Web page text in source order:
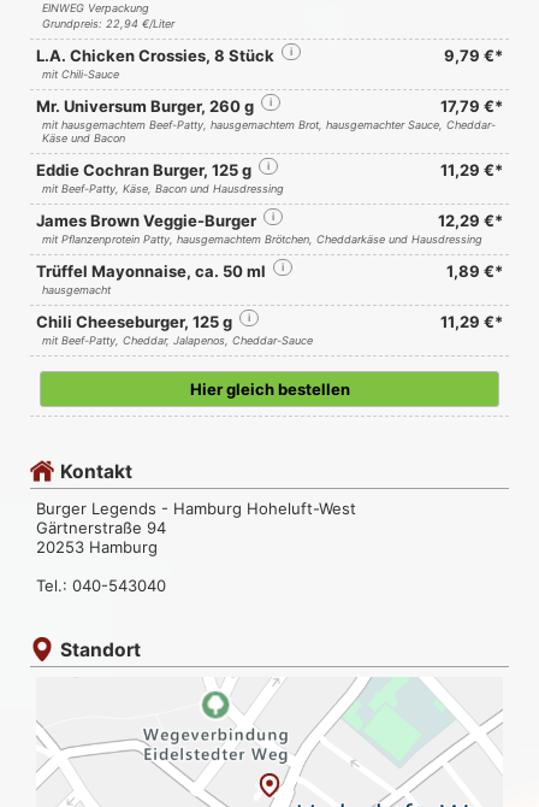
EINWEG Verpackung
Grundpreis: 22,94 €/Liter
L.A. Chicken Crossies, 8 Stück i 9,79 €*
mit Chili-Sauce
Mr. Universum Burger, 260 g i 17,79 €*
mit hausgemachtem Beef-Patty, hausgemachtem Brot, hausgemachter Sauce, Cheddar-
Käse und Bacon
Eddie Cochran Burger, 125 g i 11,29 €*
mit Beef-Patty, Käse, Bacon und Hausdressing
James Brown Veggie-Burger i 12,29 €*
mit Pflanzenprotein Patty, hausgemachtem Brötchen, Cheddarkäse und Hausdressing
Trüffel Mayonnaise, ca. 50 ml i 1,89 €*
hausgemacht
Chili Cheeseburger, 125 g i 11,29 €*
mit Beef-Patty, Cheddar, Jalapenos, Cheddar-Sauce
Hier gleich bestellen
Kontakt
Burger Legends - Hamburg Hoheluft-West
Gärtnerstraße 94
20253 Hamburg
Tel.: 040-543040
Standort